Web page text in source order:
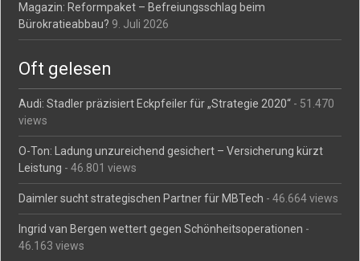
Magazin: Reformpaket – Befreiungsschlag beim
Bürokratieabbau? 9. Juli 2026
Oft gelesen
Audi: Stadler präzisiert Eckpfeiler für „Strategie 2020“ - 51.470
views
O-Ton: Ladung unzureichend gesichert – Versicherung kürzt
Leistung - 46.801 views
Daimler sucht strategischen Partner für MBTech - 46.664 views
Ingrid van Bergen wettert gegen Schönheitsoperationen -
46.163 views